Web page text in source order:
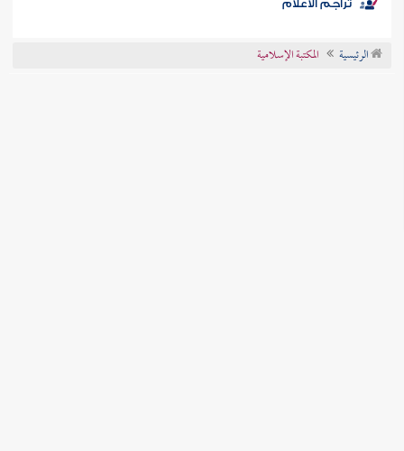
موضوعي
تراجم الأعلام
الرئيسية المكتبة الإسلامية